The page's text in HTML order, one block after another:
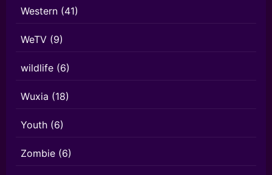
Western (41)
WeTV (9)
wildlife (6)
Wuxia (18)
Youth (6)
Zombie (6)